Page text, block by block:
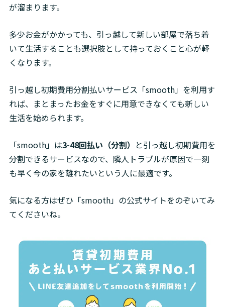
が溜まります。
多少お金がかかっても、引っ越して新しい部屋で落ち着
いて生活することも選択肢として持っておくこと心が軽
くなります。
引っ越し初期費用分割払いサービス「smooth」を利用す
れば、まとまったお金をすぐに用意できなくても新しい
生活を始められます。
「smooth」は3-48回払い（分割） と引っ越し初期費用を
分割できるサービスなので、隣人トラブルが原因で一刻
も早く今の家を離れたいという人に最適です。
気になる方はぜひ「smooth」の公式サイトをのぞいてみ
てくださいね。